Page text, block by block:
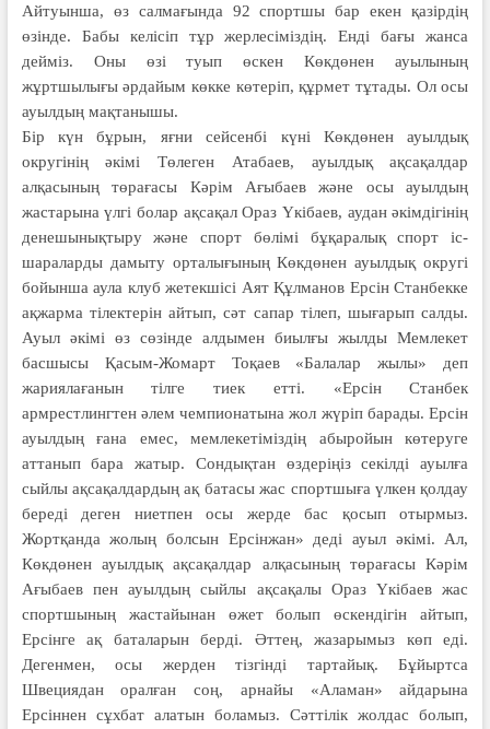
Айтуынша, өз салмағында 92 спортшы бар екен қазірдің
өзінде. Бабы келісіп тұр жерлесіміздің. Енді бағы жанса
дейміз. Оны өзі туып өскен Көкдөнен ауылының
жұртшылығы әрдайым көкке көтеріп, құрмет тұтады. Ол осы
ауылдың мақтанышы.
Бір күн бұрын, яғни сейсенбі күні Көкдөнен ауылдық
округінің әкімі Төлеген Атабаев, ауылдық ақсақалдар
алқасының төрағасы Кәрім Ағыбаев және осы ауылдың
жастарына үлгі болар ақсақал Ораз Үкібаев, аудан әкімдігінің
денешынықтыру және спорт бөлімі бұқаралық спорт іс-
шараларды дамыту орталығының Көкдөнен ауылдық округі
бойынша аула клуб жетекшісі Аят Құлманов Ерсін Станбекке
ақжарма тілектерін айтып, сәт сапар тілеп, шығарып салды.
Ауыл әкімі өз сөзінде алдымен биылғы жылды Мемлекет
басшысы Қасым-Жомарт Тоқаев «Балалар жылы» деп
жариялағанын тілге тиек етті. «Ерсін Станбек
армрестлингтен әлем чемпионатына жол жүріп барады. Ерсін
ауылдың ғана емес, мемлекетіміздің абыройын көтеруге
аттанып бара жатыр. Сондықтан өздеріңіз секілді ауылға
сыйлы ақсақалдардың ақ батасы жас спортшыға үлкен қолдау
береді деген ниетпен осы жерде бас қосып отырмыз.
Жортқанда жолың болсын Ерсінжан» деді ауыл әкімі. Ал,
Көкдөнен ауылдық ақсақалдар алқасының төрағасы Кәрім
Ағыбаев пен ауылдың сыйлы ақсақалы Ораз Үкібаев жас
спортшының жастайынан өжет болып өскендігін айтып,
Ерсінге ақ баталарын берді. Әттең, жазарымыз көп еді.
Дегенмен, осы жерден тізгінді тартайық. Бұйыртса
Швециядан оралған соң, арнайы «Аламан» айдарына
Ерсіннен сұхбат алатын боламыз. Сәттілік жолдас болып,